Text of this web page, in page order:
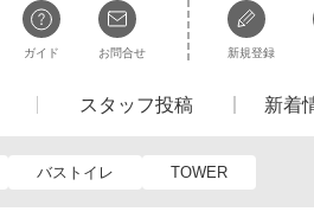
ガイド お問合せ 新規登録
スタッフ投稿 新着
バストイレ TOWER